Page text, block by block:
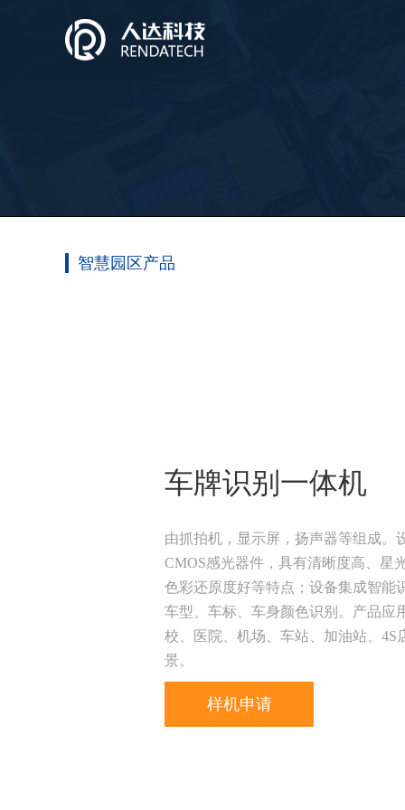
智慧园区产品
车牌识别一体机
由抓拍机，显示屏，扬声器等组成。
CMOS感光器件，具有清晰度高、星
色彩还原度好等特点；设备集成智能
车型、车标、车身颜色识别。产品应
校、医院、机场、车站、加油站、4S
景。
样机申请